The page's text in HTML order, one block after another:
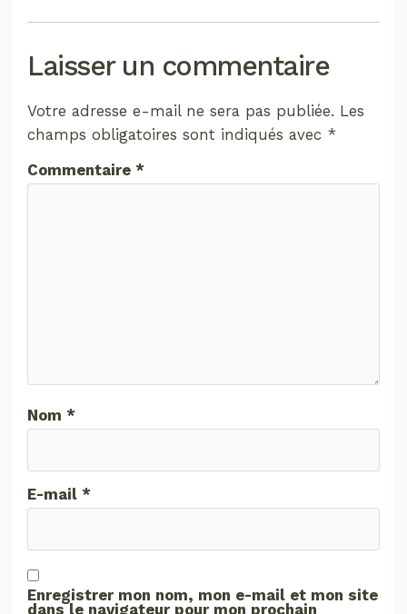
Laisser un commentaire
Votre adresse e-mail ne sera pas publiée. Les
champs obligatoires sont indiqués avec *
Commentaire*
Nom*
E-mail*
Enregistrer mon nom, mon e-mail et mon site
dans le navigateur pour mon prochain